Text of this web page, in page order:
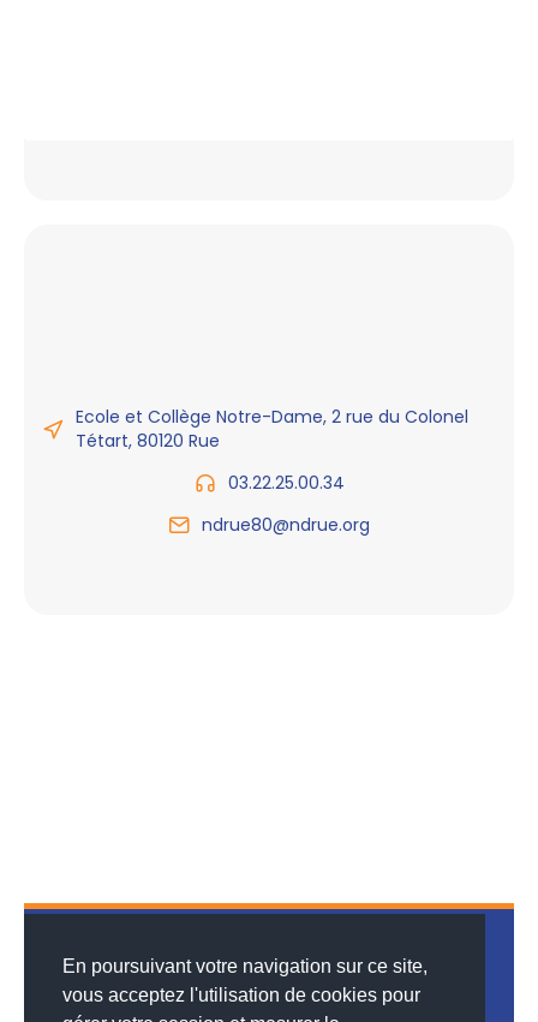
En poursuivant votre navigation sur ce site,
vous acceptez l'utilisation de cookies pour
Ecole et Collège Notre-Dame, 2 rue du Colonel
Tétart, 80120 Rue
03.22.25.00.34
ndrue80@ndrue.org